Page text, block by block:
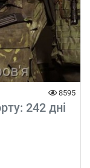
8595
242 дні